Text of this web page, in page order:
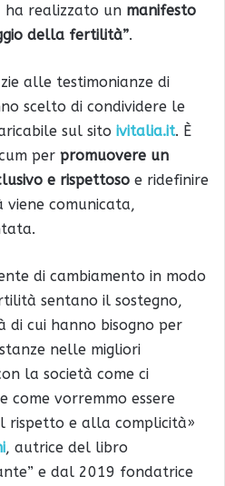
ha realizzato un manifesto
della fertilità”.
alle testimonianze di
scelto di condividere le
sul sito ivitalia.it. È
per promuovere un
e rispettoso e ridefinire
comunicata,
di cambiamento in modo
sentano il sostegno,
di cui hanno bisogno per
nelle migliori
la società come ci
come vorremmo essere
e alla complicità»
, autrice del libro
e dal 2019 fondatrice